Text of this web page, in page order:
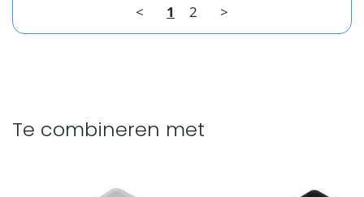
< 1 2 >
Te combineren met